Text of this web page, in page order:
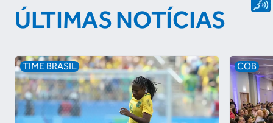
ÚLTIMAS NOTÍCIAS
TIME BRASIL COB